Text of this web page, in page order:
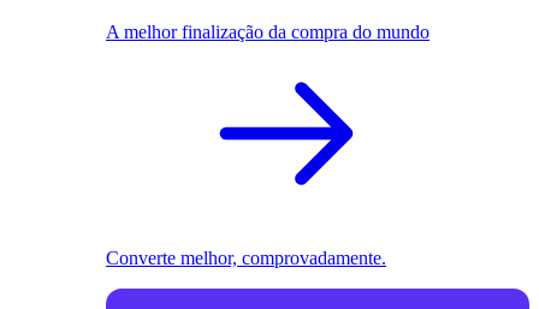
A melhor finalização da compra do mundo
Converte melhor, comprovadamente.